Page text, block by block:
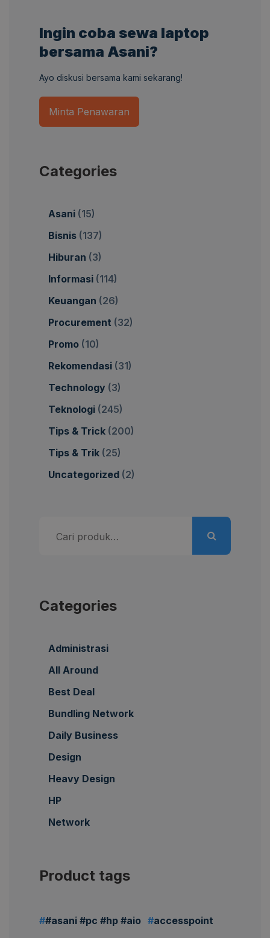
Ingin coba sewa laptop
bersama Asani?
Ayo diskusi bersama kami sekarang!
Minta Penawaran
Categories
Asani (15)
Bisnis (137)
Hiburan (3)
Informasi (114)
Keuangan (26)
Procurement (32)
Promo (10)
Rekomendasi (31)
Technology (3)
Teknologi (245)
Tips & Trick (200)
Tips & Trik (25)
Uncategorized (2)
untuk:
Categories
Administrasi
All Around
Best Deal
Bundling Network
Daily Business
Design
Heavy Design
HP
Network
Product tags
#asani #pc #hp #aio accesspoint